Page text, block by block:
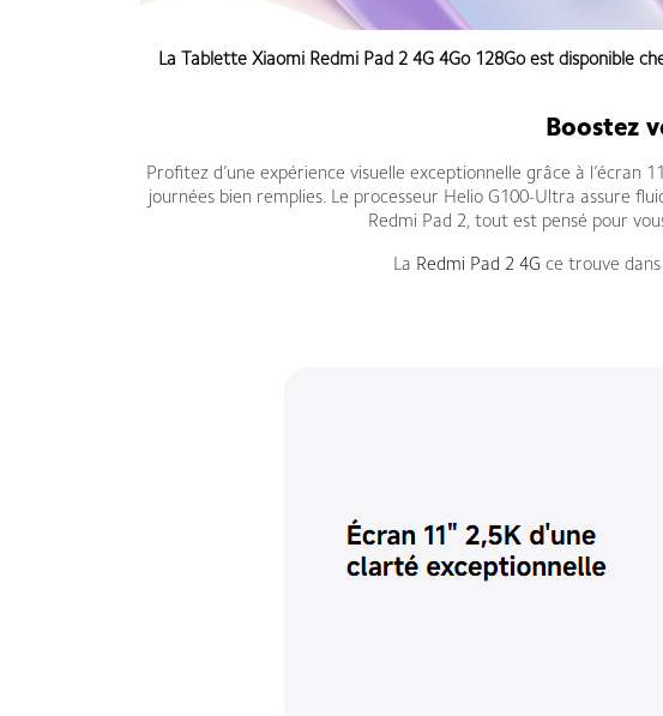
La Tablette Xiaomi Redmi Pad 2 4G 4Go 128Goest disponible
Boostez
Profitez d’une expérience visuelle exceptionnelle grâce à l’écran
journées bien remplies. Le processeur Helio G100-Ultra assure
Redmi Pad 2, tout est pensé pour
La Redmi Pad 2 4G ce trouve